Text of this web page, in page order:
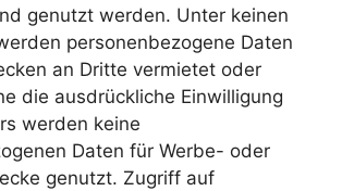
genutzt werden. Unter keinen
personenbezogene Daten
an Dritte vermietet oder
die ausdrückliche Einwilligung
werden keine
Daten für Werbe- oder
genutzt. Zugriff auf